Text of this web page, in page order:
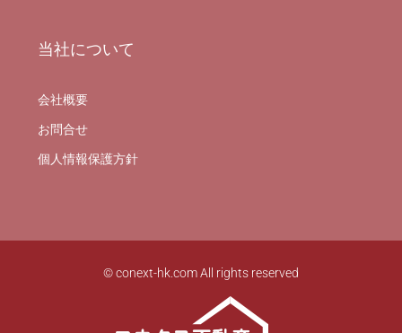
当社について
会社概要
お問合せ
個人情報保護方針
© conext-hk.com All rights reserved